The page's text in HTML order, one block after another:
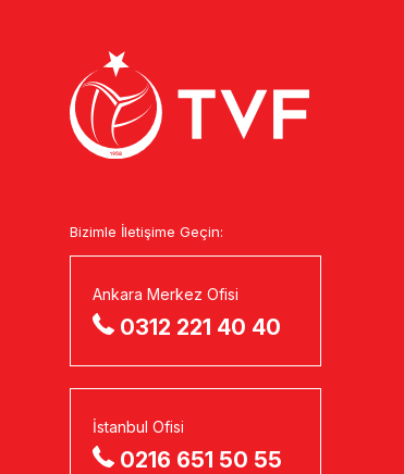
Bizimle İletişime Geçin:
Ankara Merkez Ofisi
0312 221 40 40
İstanbul Ofisi
0216 651 50 55